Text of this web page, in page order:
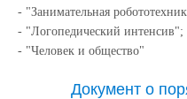
- "Занимательная
- "Логопедический интенсив";
- "Человек и общество"
Документ о